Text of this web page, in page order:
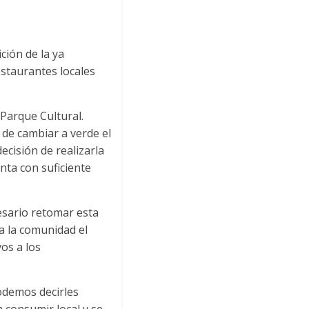
de la ya
locales
Cultural.
cambiar a verde el
de realizarla
con suficiente
retomar esta
la comunidad el
a los
decirles